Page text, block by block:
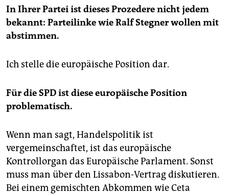
In Ihrer Partei ist dieses Prozedere nicht jedem
bekannt: Parteilinke wie Ralf Stegner wollen mit
abstimmen.
Ich stelle die europäische Position dar.
Für die SPD ist diese euro­päische Position
problematisch.
Wenn man sagt, Handelspolitik ist
vergemeinschaftet, ist das europäische
Kontrollorgan das Europäische Parlament. Sonst
muss man über den Lissabon-Vertrag diskutieren.
Bei einem gemischten Abkommen wie Ceta